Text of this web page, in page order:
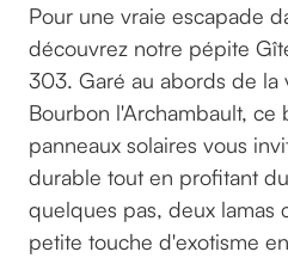
Pour une vraie escapade
découvrez notre pépite
303. Garé au abords de la
Bourbon l'Archambault, ce
panneaux solaires vous
durable tout en profitant
quelques pas, deux lamas
petite touche d'exotisme